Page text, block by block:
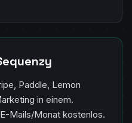
Paddle, Lemon
in einem.
Mails/Monat kostenlos.